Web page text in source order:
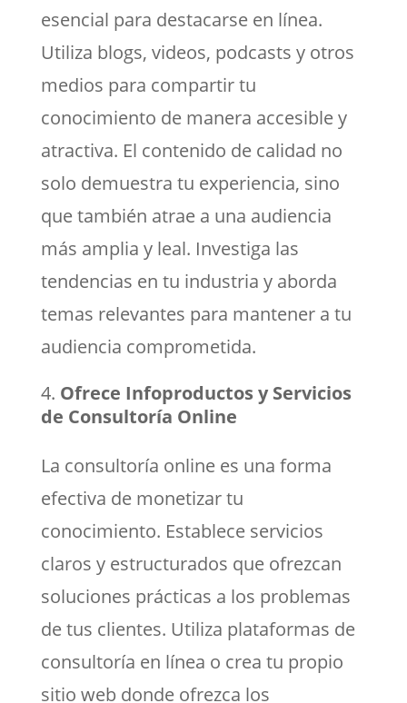
esencial para destacarse en línea.
Utiliza blogs, videos, podcasts y otros
medios para compartir tu
conocimiento de manera accesible y
atractiva. El contenido de calidad no
solo demuestra tu experiencia, sino
que también atrae a una audiencia
más amplia y leal. Investiga las
tendencias en tu industria y aborda
temas relevantes para mantener a tu
audiencia comprometida.
Ofrece Infoproductos y Servicios
de Consultoría Online
La consultoría online es una forma
efectiva de monetizar tu
conocimiento. Establece servicios
claros y estructurados que ofrezcan
soluciones prácticas a los problemas
de tus clientes. Utiliza plataformas de
consultoría en línea o crea tu propio
sitio web donde ofrezca los